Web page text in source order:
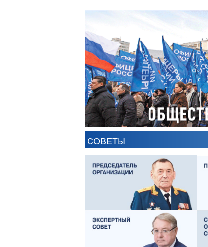
СОВЕТЫ
ЕВГЕНИЙ ЧЕРДАКОВ